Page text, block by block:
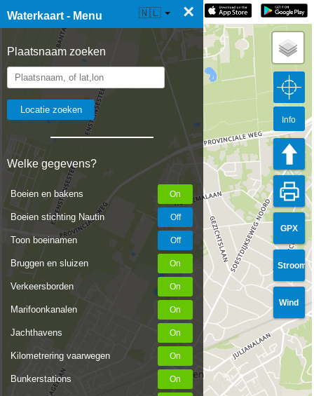
Waterkaart - Menu ×
Plaatsnaam zoeken
Welke gegevens?
Boeien en bakens
Boeien stichting Nautin
Toon boeinamen
Bruggen en sluizen
Verkeersborden
Marifoonkanalen
Jachthavens
Kilometrering vaarwegen
Bunkerstations
☰ Waterkaart Live 🇳🇱
GPX
Stroom
Wind
Info